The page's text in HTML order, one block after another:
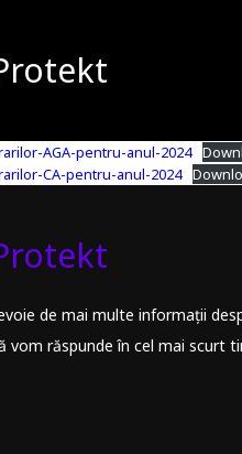
AGA-pentru-anul-2024
CA-pentru-anul-2024
de mai multe informații
vom răspunde în cel mai scurt